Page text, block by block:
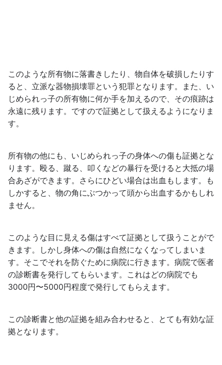
このような所有物に落書きしたり、物自体を破損したりす
ると、立派な器物損壊罪という犯罪となります。また、い
じめられっ子の所有物に何か手を加えるので、その痕跡は
永遠に残ります。ですので証拠として扱えるようになりま
す。
所有物の他にも、いじめられっ子の身体への傷も証拠とな
ります。殴る、蹴る、叩くなどの暴行を受けると大抵の場
合あざができます。さらにひどい場合は出血もします。も
しかすると、物の角にぶつかって頭から出血するかもしれ
ません。
このような目に見える傷はすべて証拠として扱うことがで
きます。しかし身体への傷は自然になくなってしまいま
す。そこでそれを防ぐために病院に行きます。病院で医者
の診断書を発行してもらいます。これはどの病院でも
3000円〜5000円程度で発行してもらえます。
この診断書と他の証拠を組み合わせると、とても有効な証
拠となります。